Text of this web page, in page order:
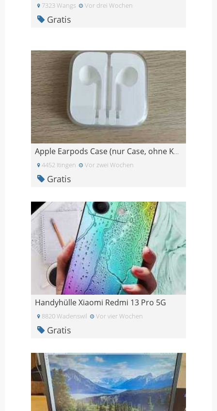
7323 Wangs Vor drei Wochen
Gratis
Apple Earpods Case (nur Case, ohne Kopfhörer!)
4452 Itingen Vor zwei Wochen
Gratis
Handyhülle Xiaomi Redmi 13 Pro 5G
8820 Wadenswil Vor vier Wochen
Gratis